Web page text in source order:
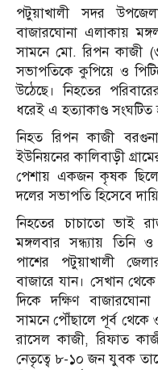
পটুয়াখালী সদর
বাজারঘোনা এলাকায়
সামনে মো. রিপন কাজী
সভাপতিকে কুপিয়ে ও
উঠেছে। নিহতের
ধরেই এ হত্যাকাণ্ড সংঘটিত
নিহত রিপন কাজী
ইউনিয়নের কালিবাড়ী
পেশায় একজন কৃষক
দলের সভাপতি হিসেবে
নিহতের চাচাতো ভাই
মঙ্গলবার সন্ধ্যায়
পাশের পটুয়াখালী
বাজারে যান। সেখান
দিকে দক্ষিণ
সামনে পৌঁছালে পূর্ব থেকে
রাসেল কাজী, রিফাত
নেতৃত্বে ৮-১০ জন যুবক